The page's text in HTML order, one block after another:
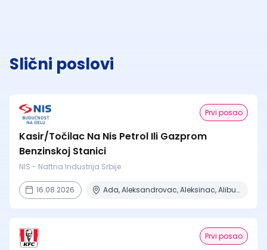
Slični poslovi
Prvi posao
Kasir/Točilac Na Nis Petrol Ili Gazprom
Benzinskoj Stanici
NIS - Naftna Industrija Srbije
16.08.2026. Ada, Aleksandrovac, Aleksinac, Alibunar, Apatin + 206 mesta
Prvi posao